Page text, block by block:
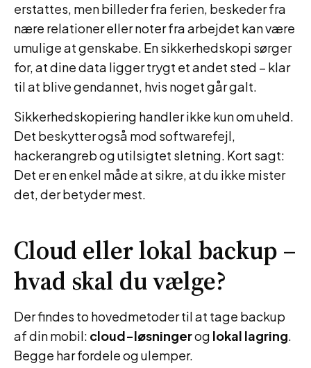
erstattes, men billeder fra ferien, beskeder fra
nære relationer eller noter fra arbejdet kan være
umulige at genskabe. En sikkerhedskopi sørger
for, at dine data ligger trygt et andet sted – klar
til at blive gendannet, hvis noget går galt.
Sikkerhedskopiering handler ikke kun om uheld.
Det beskytter også mod softwarefejl,
hackerangreb og utilsigtet sletning. Kort sagt:
Det er en enkel måde at sikre, at du ikke mister
det, der betyder mest.
Cloud eller lokal backup –
hvad skal du vælge?
Der findes to hovedmetoder til at tage backup
af din mobil: cloud-løsningerog lokal lagring.
Begge har fordele og ulemper.